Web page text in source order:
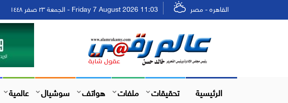
القاهره - مصر Friday 7 August 2026 11:03 - الجمعة ٢٣ صفر ١٤٤٨
الرئيسية تحقيقات ملفات هواتف سوشيال عالمية